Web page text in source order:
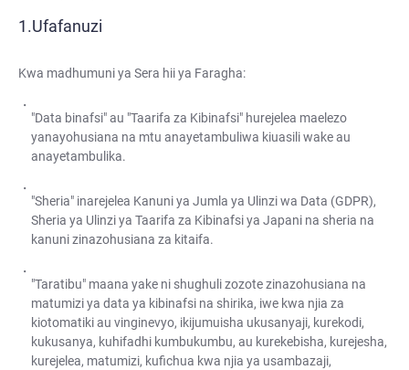
Ufafanuzi
Kwa madhumuni ya Sera hii ya Faragha:
"Data binafsi" au "Taarifa za Kibinafsi" hurejelea maelezo
yanayohusiana na mtu anayetambuliwa kiuasili wake au
anayetambulika.
"Sheria" inarejelea Kanuni ya Jumla ya Ulinzi wa Data (GDPR),
Sheria ya Ulinzi ya Taarifa za Kibinafsi ya Japani na sheria na
kanuni zinazohusiana za kitaifa.
"Taratibu" maana yake ni shughuli zozote zinazohusiana na
matumizi ya data ya kibinafsi na shirika, iwe kwa njia za
kiotomatiki au vinginevyo, ikijumuisha ukusanyaji, kurekodi,
kukusanya, kuhifadhi kumbukumbu, au kurekebisha, kurejesha,
kurejelea, matumizi, kufichua kwa njia ya usambazaji,